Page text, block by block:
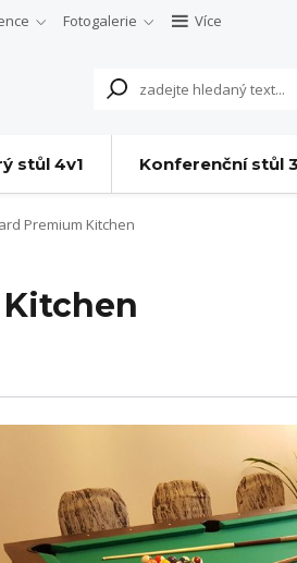
Fotogalerie Více
stůl 4v1 Konferenční stůl
Premium Kitchen